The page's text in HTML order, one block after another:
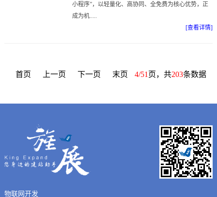
小程序”，以轻量化、高协同、全免费为核心优势，正
成为机.....
[查看详情]
首页 上一页 下一页 末页 4/51 页，共203条数据
物联网开发